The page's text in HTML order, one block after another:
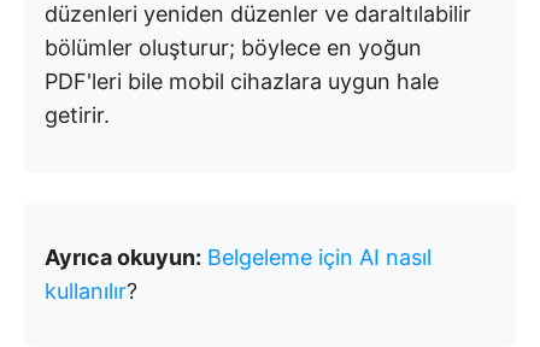
düzenleri yeniden düzenler ve daraltılabilir
bölümler oluşturur; böylece en yoğun
PDF'leri bile mobil cihazlara uygun hale
getirir.
Ayrıca okuyun: Belgeleme için AI nasıl
kullanılır?